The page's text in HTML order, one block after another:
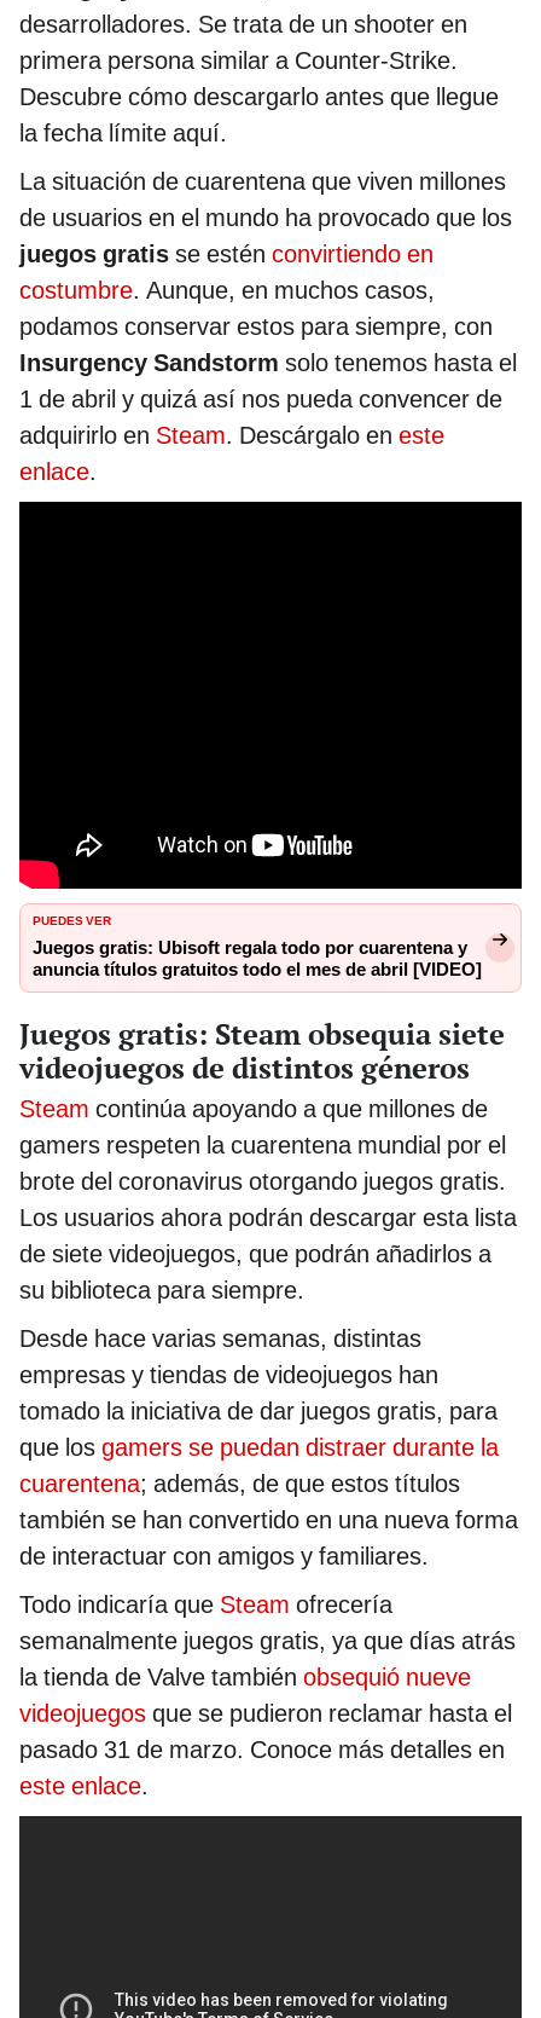
desarrolladores. Se trata de un shooter en
primera persona similar a Counter-Strike.
Descubre cómo descargarlo antes que llegue
la fecha límite aquí.
La situación de cuarentena que viven millones
de usuarios en el mundo ha provocado que los
juegos gratis se estén convirtiendo en
costumbre. Aunque, en muchos casos,
podamos conservar estos para siempre, con
Insurgency Sandstorm solo tenemos hasta el
1 de abril y quizá así nos pueda convencer de
adquirirlo en Steam. Descárgalo en este
enlace.
PUEDES VER
Juegos gratis: Ubisoft regala todo por cuarentena y
anuncia títulos gratuitos todo el mes de abril [VIDEO]
Juegos gratis: Steam obsequia siete
videojuegos de distintos géneros
Steam continúa apoyando a que millones de
gamers respeten la cuarentena mundial por el
brote del coronavirus otorgando juegos gratis.
Los usuarios ahora podrán descargar esta lista
de siete videojuegos, que podrán añadirlos a
su biblioteca para siempre.
Desde hace varias semanas, distintas
empresas y tiendas de videojuegos han
tomado la iniciativa de dar juegos gratis, para
que los gamers se puedan distraer durante la
cuarentena; además, de que estos títulos
también se han convertido en una nueva forma
de interactuar con amigos y familiares.
Todo indicaría que Steam ofrecería
semanalmente juegos gratis, ya que días atrás
la tienda de Valve también obsequió nueve
videojuegos que se pudieron reclamar hasta el
pasado 31 de marzo. Conoce más detalles en
este enlace.